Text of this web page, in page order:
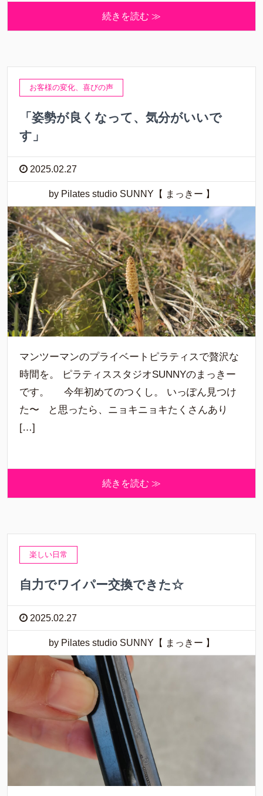
続きを読む ≫
お客様の変化、喜びの声
「姿勢が良くなって、気分がいいで
す」
2025.02.27
by Pilates studio SUNNY【 まっきー 】
マンツーマンのプライベートピラティスで贅沢な
時間を。 ピラティススタジオSUNNYのまっきー
です。 今年初めてのつくし。 いっぽん見つけ
た〜 と思ったら、ニョキニョキたくさんあり
[…]
続きを読む ≫
楽しい日常
自力でワイパー交換できた☆
2025.02.27
by Pilates studio SUNNY【 まっきー 】